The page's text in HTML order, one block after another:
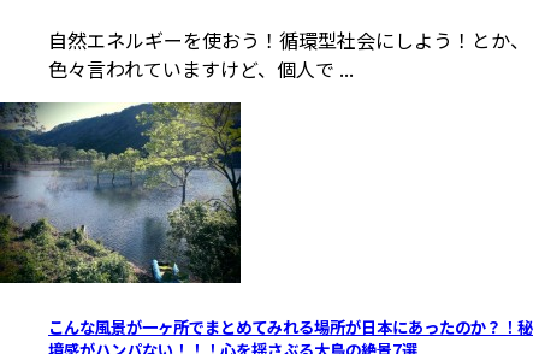
自然エネルギーを使おう！循環型社会にしよう！とか、
色々言われていますけど、個人で ...
こんな風景が一ヶ所でまとめてみれる場所が日本にあったのか？！秘